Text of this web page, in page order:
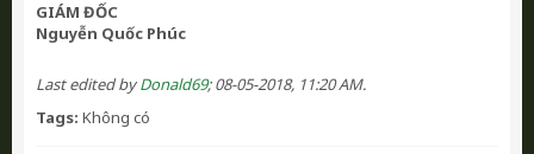
GIÁM ĐỐC
Nguyễn Quốc Phúc
Last edited byDonald69;08-05-2018, 11:20 AM.
Tags: Không có